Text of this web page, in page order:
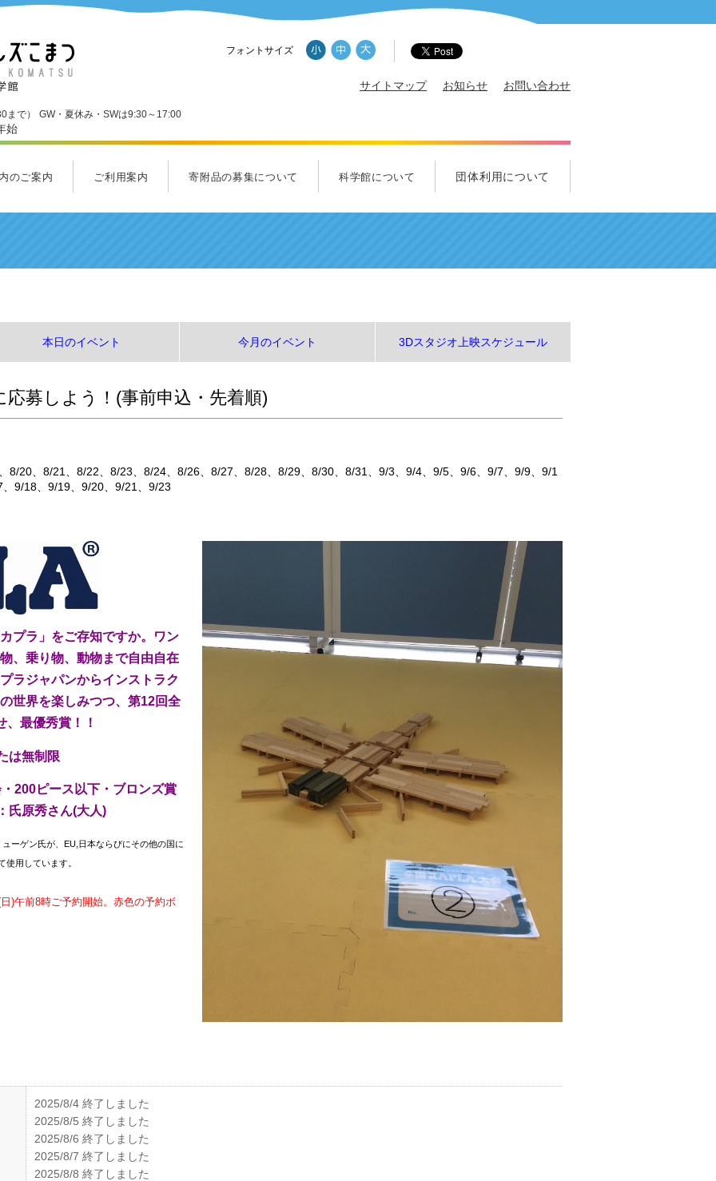
フォントサイズ
サイトマップ お知らせ お問い合わせ
まで） GW・夏休み・SWは9:30～17:00
始
のご案内 ご利用案内 寄附品の募集について 科学館について 団体利用について
本日のイベント 今月のイベント 3Dスタジオ上映スケジュール
募しよう！(事前申込・先着順)
8/20 8/21 8/22 8/23 8/24 8/26 8/27 8/28 8/29 8/30 8/31 9/3 9/4 9/5 9/6 9/7 9/9
9/1
9/18 9/19 9/20 9/21 9/23
プラ」をご存知ですか。ワン
、乗り物、動物まで自由自在
ラジャパンからインストラク
世界を楽しみつつ、第12回全
最優秀賞！！
は無制限
200ピース以下・ブロンズ賞
原秀さん(大人)
ーゲン氏が、EU,日本ならびにその他の国に
用しています。
)午前8時ご予約開始。赤色の予約ボ
2025/8/4 終了しました
2025/8/5 終了しました
2025/8/6 終了しました
2025/8/7 終了しました
2025/8/8 終了しました